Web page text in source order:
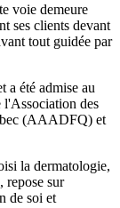
voie demeure
ses clients devant
tout guidée par
été admise au
l'Association des
(AAADFQ) et
la dermatologie,
repose sur
de soi et